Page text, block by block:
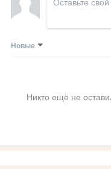
Новые
Никто ещё не